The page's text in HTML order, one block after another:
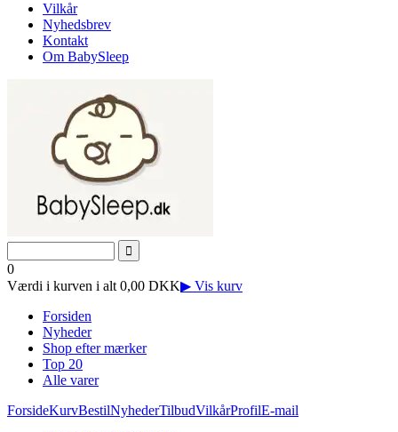
Vilkår
Nyhedsbrev
Kontakt
Om BabySleep
0
Værdi i kurven i alt 0,00 DKK▶ Vis kurv
Forsiden
Nyheder
Shop efter mærker
Top 20
Alle varer
ForsideKurvBestilNyhederTilbudVilkårProfilE-mail